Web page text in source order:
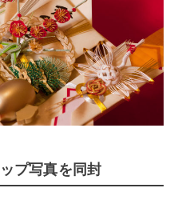
プ写真を同封